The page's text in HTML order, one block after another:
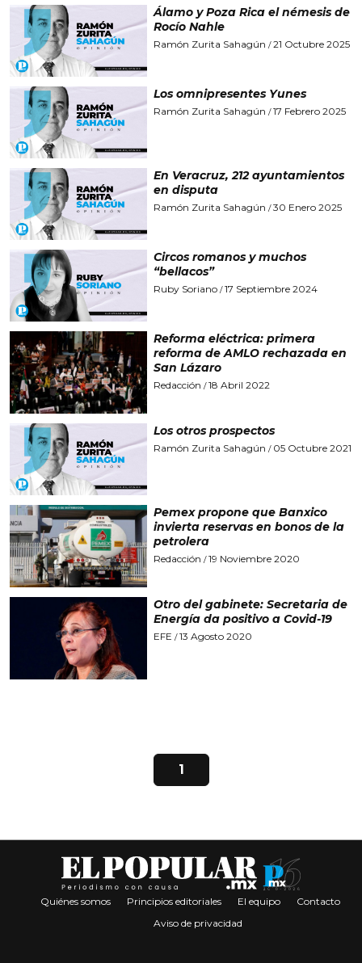
Álamo y Poza Rica el némesis de
Rocío Nahle
Ramón Zurita Sahagún /21 Octubre 2025
Los omnipresentes Yunes
Ramón Zurita Sahagún /17 Febrero 2025
En Veracruz, 212 ayuntamientos
en disputa
Ramón Zurita Sahagún /30 Enero 2025
Circos romanos y muchos
“bellacos”
Ruby Soriano/17 Septiembre 2024
Reforma eléctrica: primera
reforma de AMLO rechazada en
San Lázaro
Redacción /18 Abril 2022
Los otros prospectos
Ramón Zurita Sahagún / 05 Octubre 2021
Pemex propone que Banxico
invierta reservas en bonos de la
petrolera
Redacción /19 Noviembre 2020
Otro del gabinete: Secretaria de
Energía da positivo a Covid-19
EFE /13 Agosto 2020
1
Quiénes somos Principios editoriales El equipo
Contacto
Aviso de privacidad